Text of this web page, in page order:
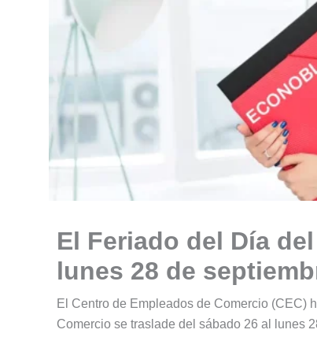
El Feriado del Día
lunes 28 de
El Centro de Empleados de Comercio (CEC)
Comercio se traslade del sábado 26 al lunes